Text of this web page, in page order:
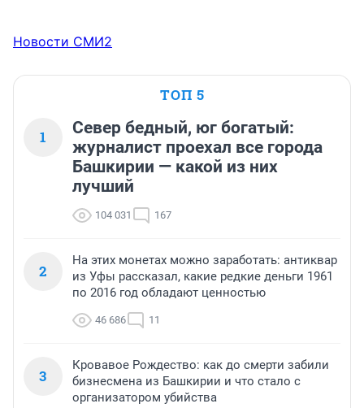
Новости СМИ2
ТОП 5
1
Север бедный, юг богатый:
журналист проехал все города
Башкирии — какой из них
лучший
104 031 167
2
На этих монетах можно заработать: антиквар
из Уфы рассказал, какие редкие деньги 1961
по 2016 год обладают ценностью
46 686 11
3
Кровавое Рождество: как до смерти забили
бизнесмена из Башкирии и что стало с
организатором убийства